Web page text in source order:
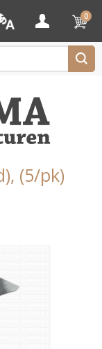
0
(5/pk)